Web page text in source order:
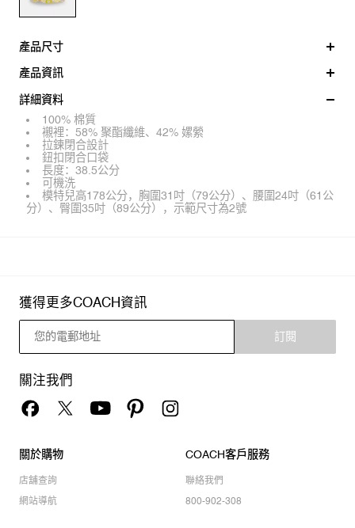
產品尺寸
產品資訊
詳細資料
100% 棉質
襯裡：58% 聚酯纖維、42% 嫘縈
拉鍊閉合設計
鈕扣閉合口袋
長度：38.5公分
可機洗
模特兒高178公分，胸圍31吋（79公分）、腰圍24吋（61公
分）、臀圍35吋（89公分），示範尺寸為2號
獲得更多COACH資訊
訂閱
關注我們
關於購物
店舖查詢
網站導航
COACH客戶服務
聯絡我們
800-902-308